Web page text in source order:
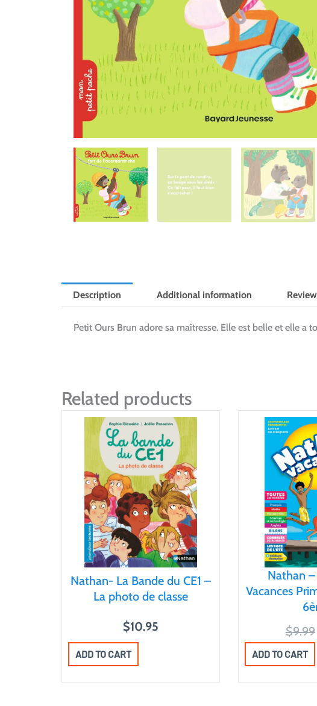
Description Additional information
Petit Ours Brun adore sa maîtresse. Elle est belle et elle a
Related products
Nathan- La Bande du CE1 –
La photo de classe
$10.95
ADD TO CART
Nathan
Vacances
$9.99
ADD TO CART